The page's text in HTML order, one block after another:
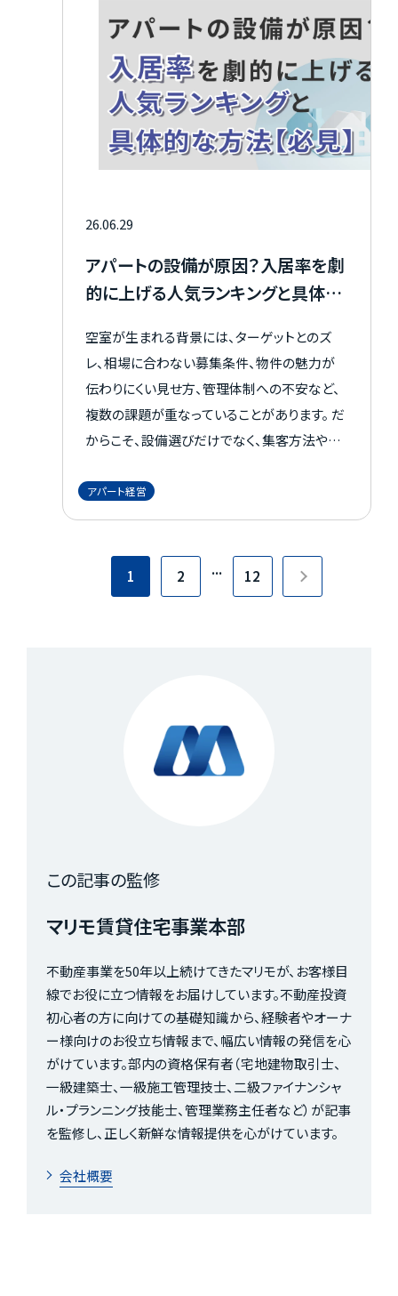
26.06.29
アパートの設備が原因？入居率を劇
的に上げる人気ランキングと具体的
空室が生まれる背景には、ターゲットとのズ
レ、相場に合わない募集条件、物件の魅力が
伝わりにくい見せ方、管理体制への不安など、
複数の課題が重なっていることがあります。 だ
からこそ、設備選びだけでなく、集客方法や運
せません。 この記事では、入居率が下がる原因
を整理しながら、設備投資、募集改善、退去防
ントをわかりやすく解説します。
アパート経営
1 2 ... 12
この記事の監修
マリモ賃貸住宅事業本部
不動産事業を50年以上続けてきたマリモが、お客様目
線でお役に立つ情報をお届けしています。不動産投資
初心者の方に向けての基礎知識から、経験者やオーナ
ー様向けのお役立ち情報まで、幅広い情報の発信を心
がけています。部内の資格保有者（宅地建物取引士、
一級建築士、一級施工管理技士、二級ファイナンシャ
ル・プランニング技能士、管理業務主任者など）が記事
を監修し、正しく新鮮な情報提供を心がけています。
会社概要